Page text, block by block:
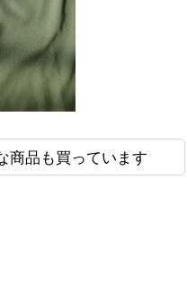
商品も買っています